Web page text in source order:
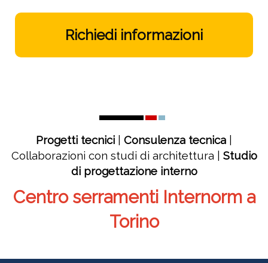
Richiedi informazioni
Progetti tecnici Consulenza tecnica
Collaborazioni con studi di architettura | Studio
di progettazione interno
Centro serramenti Internorm a
Torino